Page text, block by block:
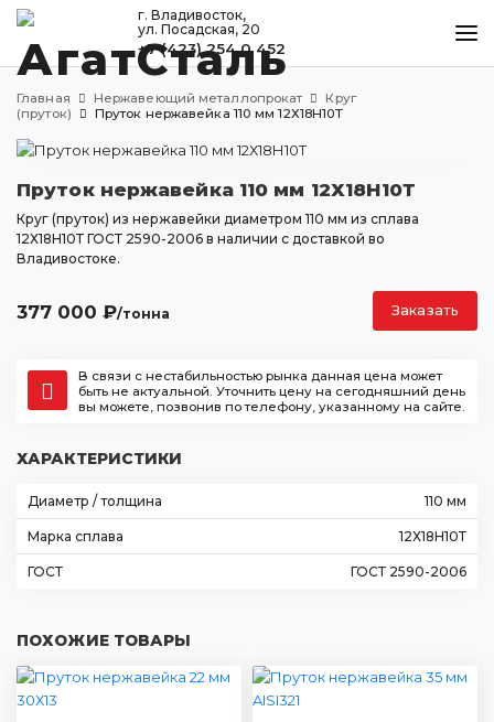
г. Владивосток,
ул. Посадская, 20
+7 (423) 254 0 452
КАТАЛОГ
МЕТАЛЛООБРАБОТКА
ДОСТАВКА И ОПЛАТА
КОНТАКТЫ
ул. Посадская, 20
Главная Нержавеющий металлопрокат
Круг
(пруток)
Пруток нержавейка 110 мм 12Х18Н10Т
Пруток нержавейка 110 мм 12Х18Н10Т
Круг (пруток) из нержавейки диаметром 110 мм из сплава
12Х18Н10Т ГОСТ 2590-2006 в наличии с доставкой во
Владивостоке.
377 000 ₽/тонна Заказать
В связи с нестабильностью рынка данная цена может
быть не актуальной. Уточнить цену на сегодняшний день
вы можете, позвонив по телефону, указанному на сайте.
ХАРАКТЕРИСТИКИ
Диаметр / толщина 110 мм
Марка сплава 12Х18Н10Т
ГОСТ ГОСТ 2590-2006
ПОХОЖИЕ ТОВАРЫ